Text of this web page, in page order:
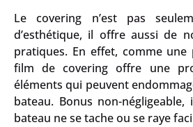
Le covering n’est pas
d’esthétique, il offre aussi de
pratiques. En effet, comme
film de covering offre une
éléments qui peuvent
bateau. Bonus non-
bateau ne se tache ou se raye